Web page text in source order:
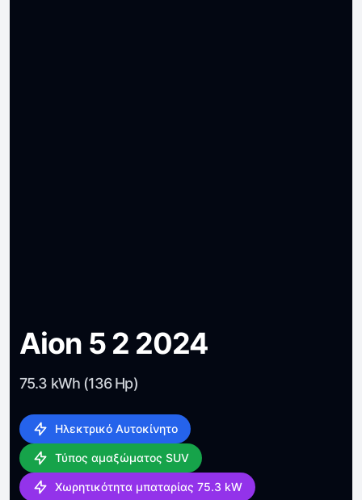
Aion 5 2 2024
75.3 kWh (136 Hp)
Ηλεκτρικό Αυτοκίνητο
Τύπος αμαξώματος SUV
Χωρητικότητα μπαταρίας 75.3 kW